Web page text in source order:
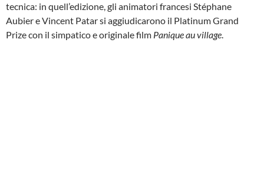
tecnica: in quell’edizione, gli animatori francesi Stéphane
Aubier e Vincent Patar si aggiudicarono il Platinum Grand
Prize con il simpatico e originale film Panique au village.